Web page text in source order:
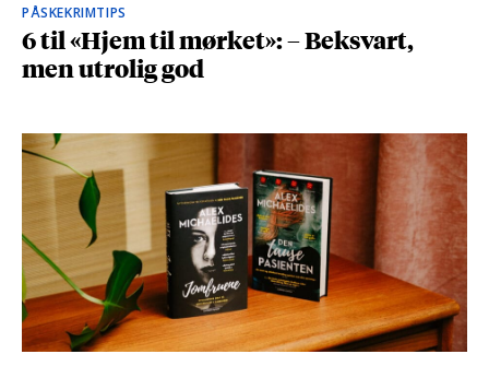
PÅSKEKRIMTIPS
6 til «Hjem til mørket»: – Beksvart,
men utrolig god